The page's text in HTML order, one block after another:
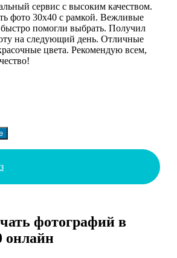
сервис с высоким качеством.
фото 30х40 с рамкой. Вежливые
помогли выбрать. Получил
на следующий день. Отличные
цвета. Рекомендую всем,
фотографий в
онлайн